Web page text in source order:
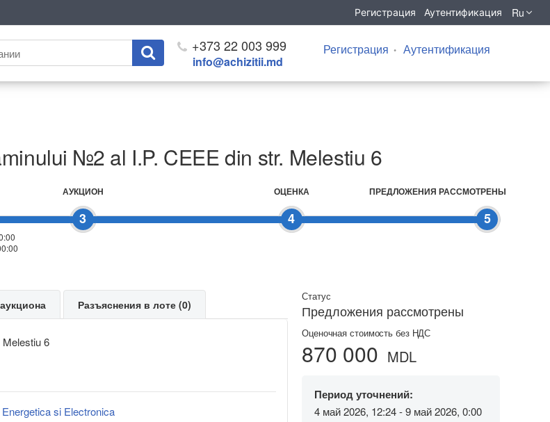
Регистрация Аутентификация Ru
+373 22 003 999
info@achizitii.md
Регистрация Аутентификация
№2 al I.P. CEEE din str. Melestiu 6
3
АУКЦИОН
4
ОЦЕНКА
5
ПРЕДЛОЖЕНИЯ РАССМОТРЕНЫ
Статус
Предложения рассмотрены
Оценочная стоимость без НДС
870 000 MDL
Период уточнений:
4 май 2026, 12:24 - 9 май 2026, 0:00
Разъяснения в лоте (0)
6
si Electronica